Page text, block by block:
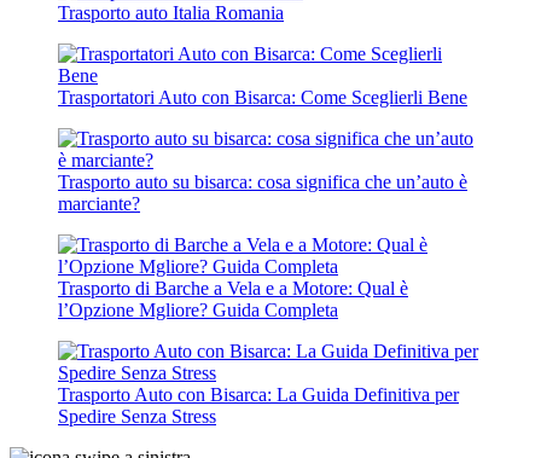
Trasporto auto Italia Romania
Trasportatori Auto con Bisarca: Come Sceglierli Bene
Trasporto auto su bisarca: cosa significa che un’auto è
marciante?
Trasporto di Barche a Vela e a Motore: Qual è
l’Opzione Mgliore? Guida Completa
Trasporto Auto con Bisarca: La Guida Definitiva per
Spedire Senza Stress